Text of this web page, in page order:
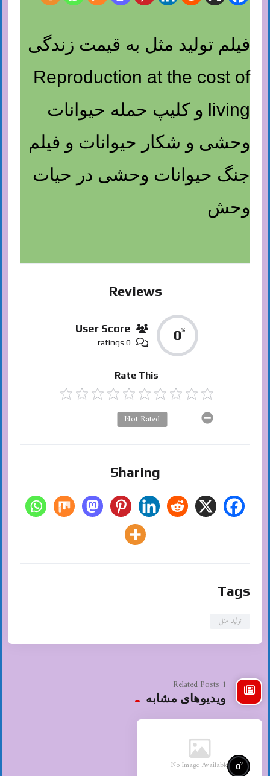
فیلم تولید مثل به قیمت زندگی
Reproduction at the cost of
living و کلیپ حمله حیوانات
وحشی و شکار حیوانات و فیلم
جنگ حیوانات وحشی در حیات
وحش
Reviews
0%
User Score
0 ratings
Rate This
Not Rated
Sharing
Tags
تولید مثل
1 Related Posts
ویدیوهای مشابه
No Image Available 0%